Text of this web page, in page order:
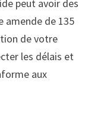
peut avoir des
amende de 135
de votre
les délais et
aux